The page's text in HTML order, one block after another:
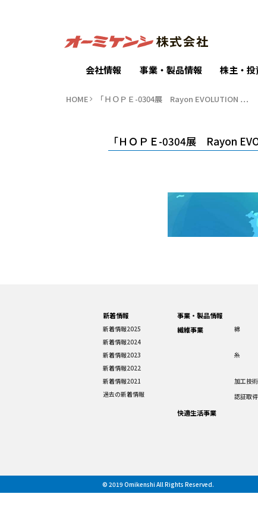
会社情報 事業・製品情報 株主・
HOME 「ＨＯＰＥ-0304展 Rayon EVOLUTION …
「ＨＯＰＥ-0304展 Rayon
新着情報
新着情報2025
新着情報2024
新着情報2023
新着情報2022
新着情報2021
過去の新着情報
事業・製品情報
繊維事業
綿
糸
加工技術
認証取得
快適生活事業
© 2019 Omikenshi All Rights Reserved.